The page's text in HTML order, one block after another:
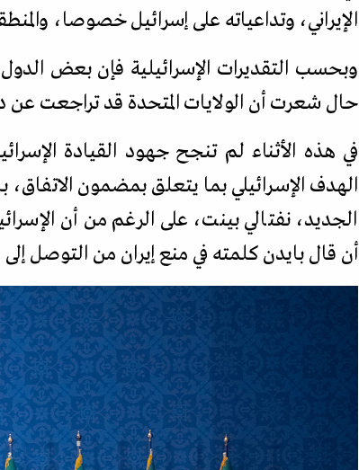
الإيراني، وتداعياته على إسرائيل خصوصا،
وبحسب التقديرات الإسرائيلية فإن بعض
حال شعرت أن الولايات المتحدة قد تراجعت عن
في هذه الأثناء لم تنجح جهود القيادة
الهدف الإسرائيلي بما يتعلق بمضمون الاتفاق،
الجديد، نفتالي بينت، على الرغم من أن
أن قال بايدن كلمته في منع إيران من التوصل